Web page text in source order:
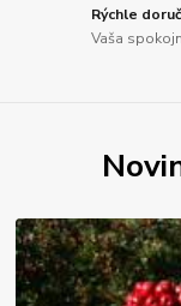
Rýchle
Vaša